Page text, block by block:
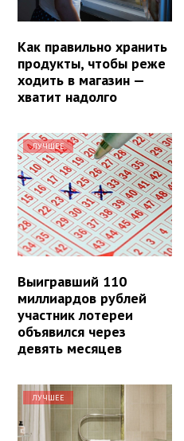
Как правильно хранить
продукты, чтобы реже
ходить в магазин —
хватит надолго
ЛУЧШЕЕ
Выигравший 110
миллиардов рублей
участник лотереи
объявился через
девять месяцев
ЛУЧШЕЕ